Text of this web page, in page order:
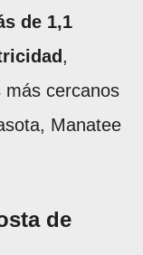
de 1,1
,
más cercanos
Manatee
de